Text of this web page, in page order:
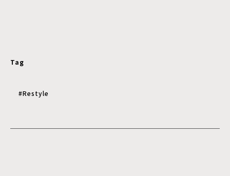
Tag
#Restyle